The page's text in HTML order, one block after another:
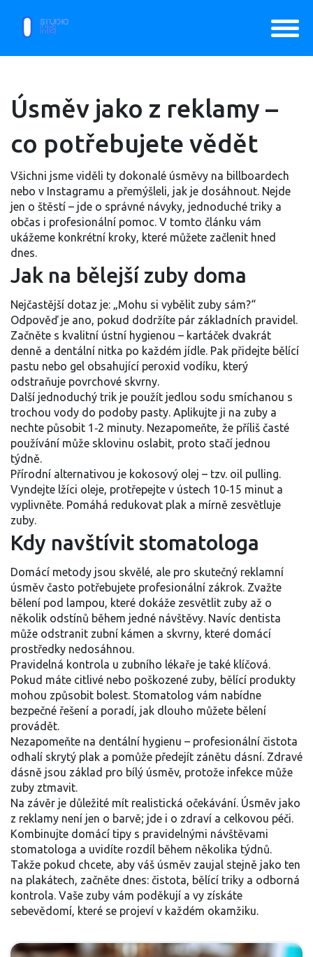
Úsměv jako z reklamy –
co potřebujete vědět
Všichni jsme viděli ty dokonalé úsměvy na billboardech
nebo v Instagramu a přemýšleli, jak je dosáhnout. Nejde
jen o štěstí – jde o správné návyky, jednoduché triky a
občas i profesionální pomoc. V tomto článku vám
ukážeme konkrétní kroky, které můžete začlenit hned
dnes.
Jak na bělejší zuby doma
Nejčastější dotaz je: „Mohu si vybělit zuby sám?“
Odpověď je ano, pokud dodržíte pár základních pravidel.
Začněte s kvalitní ústní hygienou – kartáček dvakrát
denně a dentální nitka po každém jídle. Pak přidejte bělící
pastu nebo gel obsahující peroxid vodíku, který
odstraňuje povrchové skvrny.
Další jednoduchý trik je použít jedlou sodu smíchanou s
trochou vody do podoby pasty. Aplikujte ji na zuby a
nechte působit 1‑2 minuty. Nezapomeňte, že příliš časté
používání může sklovinu oslabit, proto stačí jednou
týdně.
Přírodní alternativou je kokosový olej – tzv. oil pulling.
Vyndejte lžíci oleje, protřepejte v ústech 10‑15 minut a
vyplivněte. Pomáhá redukovat plak a mírně zesvětluje
zuby.
Kdy navštívit stomatologa
Domácí metody jsou skvělé, ale pro skutečný reklamní
úsměv často potřebujete profesionální zákrok. Zvažte
bělení pod lampou, které dokáže zesvětlit zuby až o
několik odstínů během jedné návštěvy. Navíc dentista
může odstranit zubní kámen a skvrny, které domácí
prostředky nedosáhnou.
Pravidelná kontrola u zubního lékaře je také klíčová.
Pokud máte citlivé nebo poškozené zuby, bělící produkty
mohou způsobit bolest. Stomatolog vám nabídne
bezpečné řešení a poradí, jak dlouho můžete bělení
provádět.
Nezapomeňte na dentální hygienu – profesionální čistota
odhalí skrytý plak a pomůže předejít zánětu dásní. Zdravé
dásně jsou základ pro bílý úsměv, protože infekce může
zuby ztmavit.
Na závěr je důležité mít realistická očekávání. Úsměv jako
z reklamy není jen o barvě; jde i o zdraví a celkovou péči.
Kombinujte domácí tipy s pravidelnými návštěvami
stomatologa a uvidíte rozdíl během několika týdnů.
Takže pokud chcete, aby váš úsměv zaujal stejně jako ten
na plakátech, začněte dnes: čistota, bělící triky a odborná
kontrola. Vaše zuby vám poděkují a vy získáte
sebevědomí, které se projeví v každém okamžiku.